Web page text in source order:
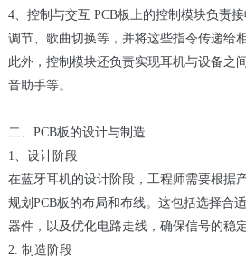
4、控制与交互 PCB板上的控制模块负责
调节、歌曲切换等，并将这些指令传递给
此外，控制模块还负责实现耳机与设备之
音助手等。
二、PCB板的设计与制造
1、设计阶段
在蓝牙耳机的设计阶段，工程师需要根据
规划PCB板的布局和布线。这包括选择合
器件，以及优化电路走线，确保信号的稳
2. 制造阶段